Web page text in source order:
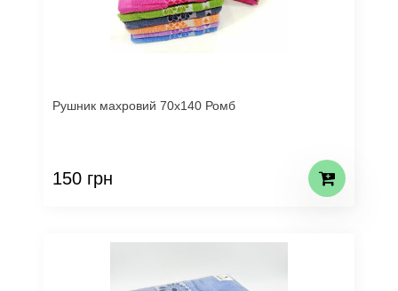
Рушник махровий 70х140 Ромб
150 грн